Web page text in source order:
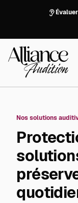
Nos solutions